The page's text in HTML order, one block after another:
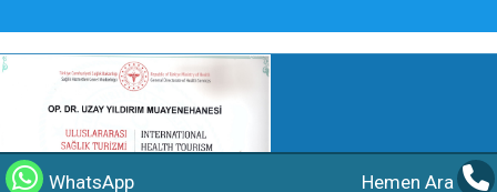
WhatsApp Hemen Ara